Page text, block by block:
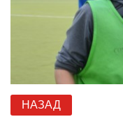
НАЗАД